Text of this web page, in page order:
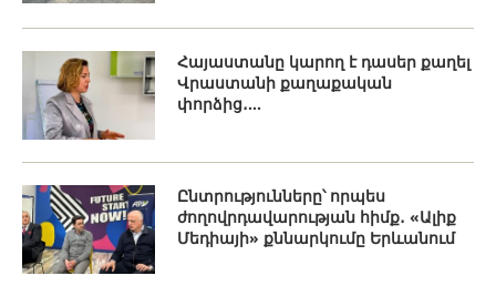
Հայաստանը կարող է դասեր քաղել
Վրաստանի քաղաքական
փորձից․...
Ընտրությունները՝ որպես
ժողովրդավարության հիմք․ «Ալիք
Մեդիայի» քննարկումը Երևանում